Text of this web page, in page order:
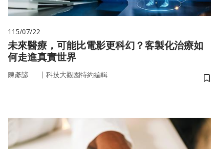
115/07/22
未來醫療，可能比電影更科幻？客製化治療如
何走進真實世界
陳彥諺 ｜ 科技大觀園特約編輯
儲